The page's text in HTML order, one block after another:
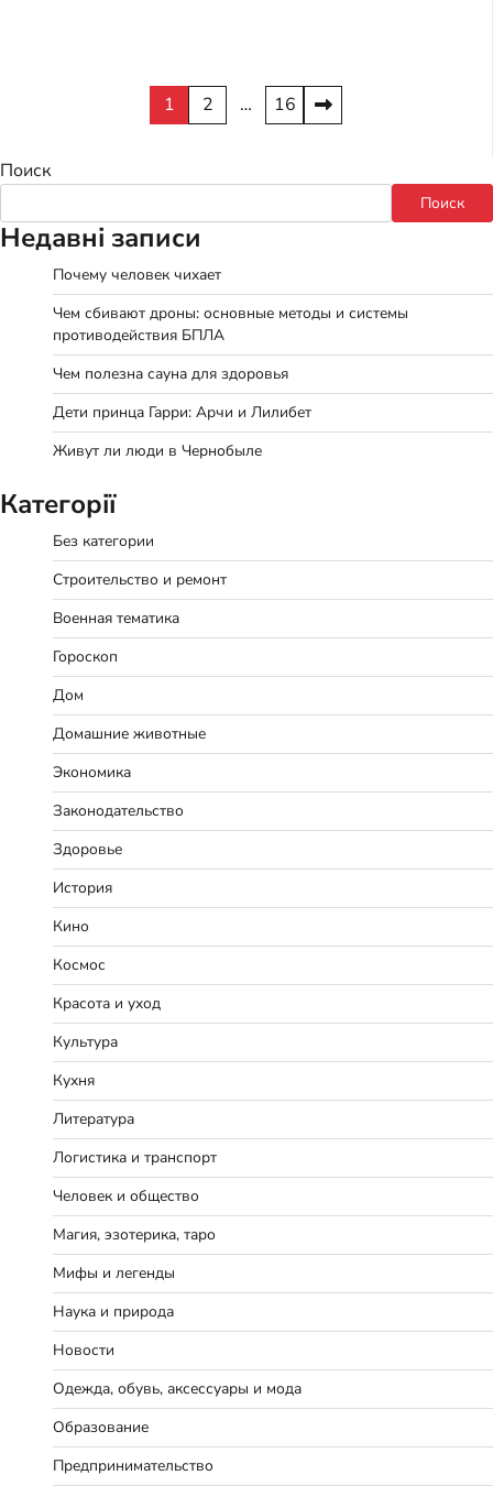
1 2 … 16
Поиск
Поиск
Недавні записи
Почему человек чихает
Чем сбивают дроны: основные методы и системы
противодействия БПЛА
Чем полезна сауна для здоровья
Дети принца Гарри: Арчи и Лилибет
Живут ли люди в Чернобыле
Категорії
Без категории
Строительство и ремонт
Военная тематика
Гороскоп
Дом
Домашние животные
Экономика
Законодательство
Здоровье
История
Кино
Космос
Красота и уход
Культура
Кухня
Литература
Логистика и транспорт
Человек и общество
Магия, эзотерика, таро
Мифы и легенды
Наука и природа
Новости
Одежда, обувь, аксессуары и мода
Образование
Предпринимательство